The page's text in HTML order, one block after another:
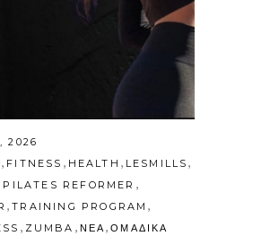
2026
, FITNESS , HEALTH , LESMILLS ,
REFORMER ,
,TRAINING PROGRAM ,
, ZUMBA , ΝΕΑ,ΟΜΑΔΙΚΑ